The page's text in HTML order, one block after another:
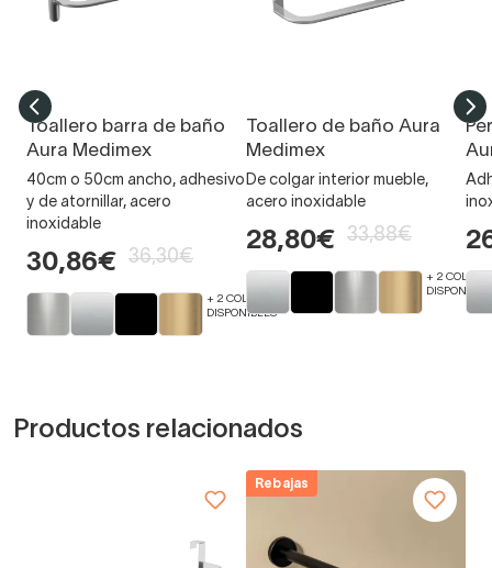
Toallero barra de baño
Aura Medimex
40cm o 50cm ancho, adhesivo
y de atornillar, acero
inoxidable
30,86€ 36,30€
+ 2 COLORES
DISPONIBLES
Toallero de baño Aura
Medimex
De colgar interior mueble,
acero inoxidable
28,80€ 33,88€
+ 2
Productos relacionados
Rebajas